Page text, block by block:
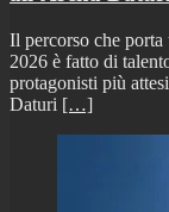
Il percorso che
2026 è fatto di
protagonisti più
Daturi […]